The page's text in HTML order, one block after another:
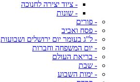
- ציוד יצירה לחנוכה
- שונות
- פורים
- פסח ואביב
- ל"ג בעומר יום ירושלים ושבועות
- יום המשפחה וחברות
- בריאת העולם
- שבת
- ימות השבוע